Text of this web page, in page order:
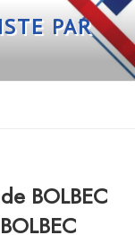
PAR
BOLBEC